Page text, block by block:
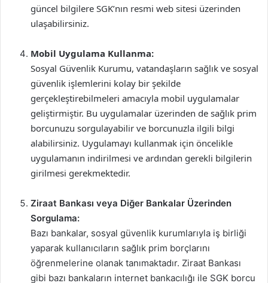
güncel bilgilere SGK’nın resmi web sitesi üzerinden
ulaşabilirsiniz.
Mobil Uygulama Kullanma:
Sosyal Güvenlik Kurumu, vatandaşların sağlık ve sosyal
güvenlik işlemlerini kolay bir şekilde
gerçekleştirebilmeleri amacıyla mobil uygulamalar
geliştirmiştir. Bu uygulamalar üzerinden de sağlık prim
borcunuzu sorgulayabilir ve borcunuzla ilgili bilgi
alabilirsiniz. Uygulamayı kullanmak için öncelikle
uygulamanın indirilmesi ve ardından gerekli bilgilerin
girilmesi gerekmektedir.
Ziraat Bankası veya Diğer Bankalar Üzerinden
Sorgulama:
Bazı bankalar, sosyal güvenlik kurumlarıyla iş birliği
yaparak kullanıcıların sağlık prim borçlarını
öğrenmelerine olanak tanımaktadır. Ziraat Bankası
gibi bazı bankaların internet bankacılığı ile SGK borcu